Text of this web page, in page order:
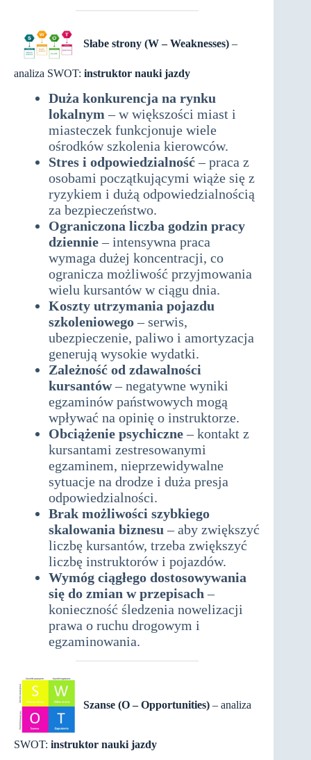
Słabe strony (W – Weaknesses) –
analiza SWOT: instruktor nauki jazdy
Duża konkurencja na rynku
lokalnym – w większości miast i
miasteczek funkcjonuje wiele
ośrodków szkolenia kierowców.
Stres i odpowiedzialność– praca z
osobami początkującymi wiąże się z
ryzykiem i dużą odpowiedzialnością
za bezpieczeństwo.
Ograniczona liczba godzin pracy
dziennie– intensywna praca
wymaga dużej koncentracji, co
ogranicza możliwość przyjmowania
wielu kursantów w ciągu dnia.
Koszty utrzymania pojazdu
szkoleniowego– serwis,
ubezpieczenie, paliwo i amortyzacja
generują wysokie wydatki.
Zależność od zdawalności
kursantów– negatywne wyniki
egzaminów państwowych mogą
wpływać na opinię o instruktorze.
Obciążenie psychiczne– kontakt z
kursantami zestresowanymi
egzaminem, nieprzewidywalne
sytuacje na drodze i duża presja
odpowiedzialności.
Brak możliwości szybkiego
skalowania biznesu – aby zwiększyć
liczbę kursantów, trzeba zwiększyć
liczbę instruktorów i pojazdów.
Wymóg ciągłego dostosowywania
się do zmian w przepisach –
konieczność śledzenia nowelizacji
prawa o ruchu drogowym i
egzaminowania.
Szanse (O – Opportunities) – analiza
SWOT: instruktor nauki jazdy